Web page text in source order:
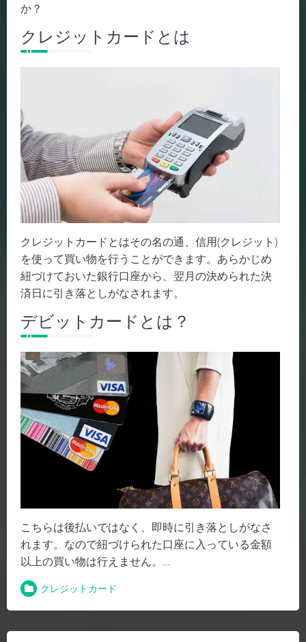
か？
クレジットカードとは
クレジットカードとはその名の通、信用(クレジット)
を使って買い物を行うことができます。あらかじめ
紐づけておいた銀行口座から、翌月の決められた決
済日に引き落としがなされます。
デビットカードとは？
こちらは後払いではなく、即時に引き落としがなさ
れます。なので紐づけられた口座に入っている金額
以上の買い物は行えません。 …
クレジットカード